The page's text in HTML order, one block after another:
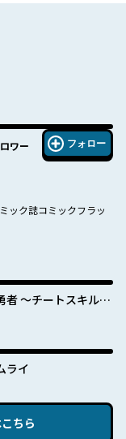
ワー フォロー
ック誌コミックフラッ
者 ～チートスキルと
ライ
ちら